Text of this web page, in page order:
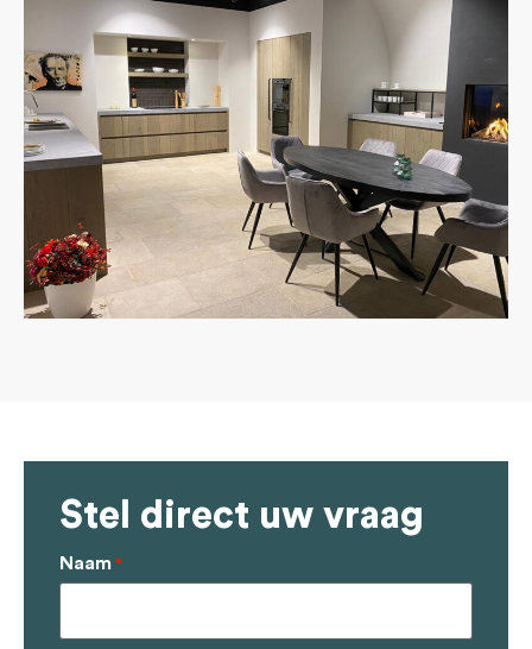
Stel direct uw vraag
Naam *